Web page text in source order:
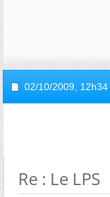
02/10/2009, 12h34
Re : Le LPS